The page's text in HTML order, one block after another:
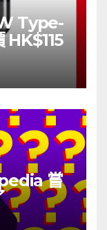
Type-
HK$115
嘗